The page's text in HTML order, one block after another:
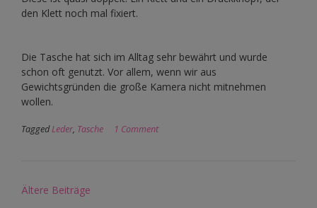
den Klett noch mal fixiert.
Die Tasche hat sich im Alltag sehr bewährt und wurde
schon oft genutzt. Vor allem, wenn wir aus
Gewichtsgründen die große Kamera nicht mitnehmen
wollen.
TaggedLeder, Tasche 1 Comment
Beitragsnavigation
Ältere Beiträge